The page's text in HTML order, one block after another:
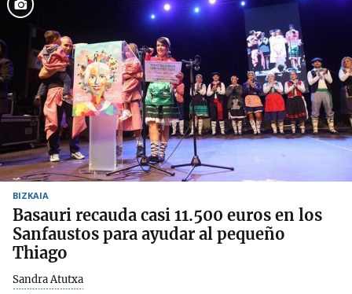
BIZKAIA
Basauri recauda casi 11.500 euros en los
Sanfaustos para ayudar al pequeño
Thiago
Sandra Atutxa